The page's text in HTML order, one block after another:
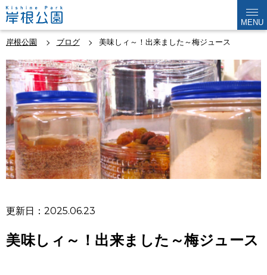
MENU
岸根公園 ブログ 美味しィ～！出来ました～梅ジュース
更新日：2025.06.23
美味しィ～！出来ました～梅ジュース